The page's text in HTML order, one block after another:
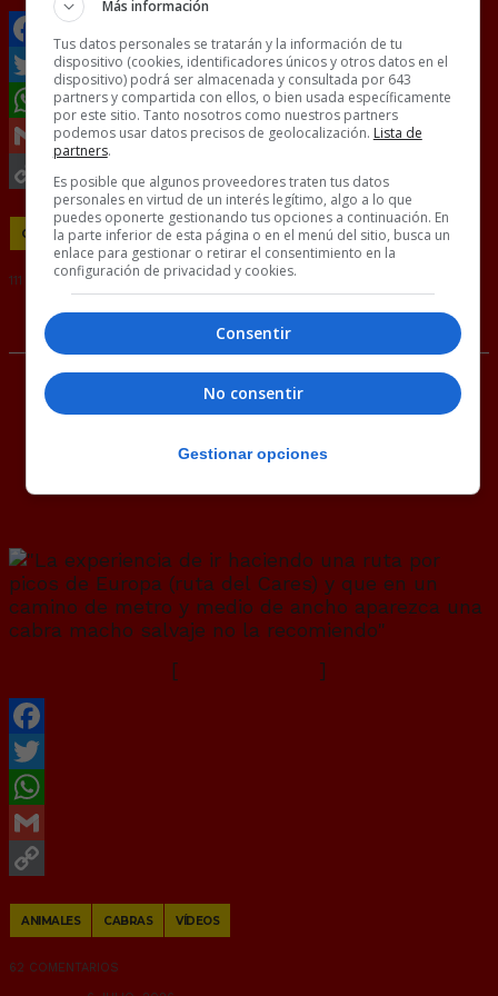
Facebook
Twitter
WhatsApp
Gmail
Link
CRISTINA PEDROCHE LECHE PEDROCHE POLOS WTF
111 COMENTARIOS
RANDOM 6 JULIO, 2026
“La experiencia de ir haciendo una ruta
por picos de Europa (ruta del Cares) y
que en un camino de metro y medio de
salvaje no la recomiendo”
[ ]
Facebook
Twitter
WhatsApp
Gmail
Link
ANIMALES CABRAS VÍDEOS
62 COMENTARIOS
Más información
Tus datos personales se tratarán y la información de tu
dispositivo (cookies, identificadores únicos y otros datos en el
dispositivo) podrá ser almacenada y consultada por 643
partners y compartida con ellos, o bien usada específicamente
por este sitio. Tanto nosotros como nuestros partners
podemos usar datos precisos de geolocalización. Lista de
partners.
Es posible que algunos proveedores traten tus datos
personales en virtud de un interés legítimo, algo a lo que
puedes oponerte gestionando tus opciones a continuación. En
la parte inferior de esta página o en el menú del sitio, busca un
enlace para gestionar o retirar el consentimiento en la
configuración de privacidad y cookies.
Consentir
No consentir
Gestionar opciones